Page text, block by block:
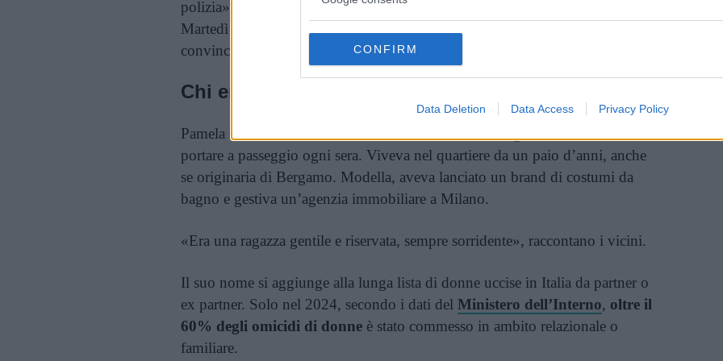
CONFIRM
Data Deletion Data Access Privacy Policy
polizia», ha raccontato una residente.
Martedì sera Soncin si sarebbe presentato di nuovo sotto casa, tentando di
convincerla a non interrompere la relazione.
Chi era Pamela Genini
Pamela Genini aveva 29 anni, un lavoro stabile, un cagnolino che amava
portare a passeggio ogni sera. Viveva nel quartiere da un paio d’anni, anche
se originaria di Bergamo. Modella, aveva lanciato un brand di costumi da
bagno e gestiva un’agenzia immobiliare a Milano.
«Era una ragazza gentile e riservata, sempre sorridente», raccontano i vicini.
Il suo nome si aggiunge alla lunga lista di donne uccise in Italia da partner o
ex partner. Solo nel 2024, secondo i dati del Ministero dell’Interno, oltre il
60% degli omicidi di donne è stato commesso in ambito relazionale o
familiare.